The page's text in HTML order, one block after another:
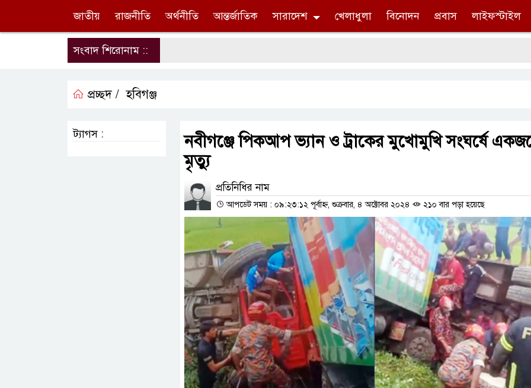
জাতীয় রাজনীতি অর্থনীতি আন্তর্জাতিক সারাদেশ খেলাধুলা বিনোদন প্রবাস লাইফস্টাইল
সংবাদ শিরোনাম ::
প্রচ্ছদ / হবিগঞ্জ
নবীগঞ্জে পিকআপ ভ্যান ও ট্রাকের মুখোমুখি সংঘর্ষে
মৃত্যু
প্রতিনিধির নাম
আপডেট সময় : ০৯:২৩:১২ পূর্বাহ্ন, শুক্রবার, ৪ অক্টোবর ২০২৪ ২১০ বার পড়া হয়েছে
ট্যাগস :